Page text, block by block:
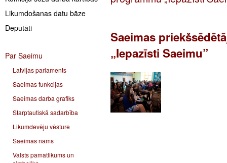
Likumdošanas datu bāze
Deputāti
Par Saeimu
Latvijas parlaments
Saeimas funkcijas
Saeimas darba grafiks
Starptautiskā sadarbība
Likumdevēju vēsture
Saeimas nams
Valsts pamatlikums un
Saeimas
„Iepazīsti Saeimu”